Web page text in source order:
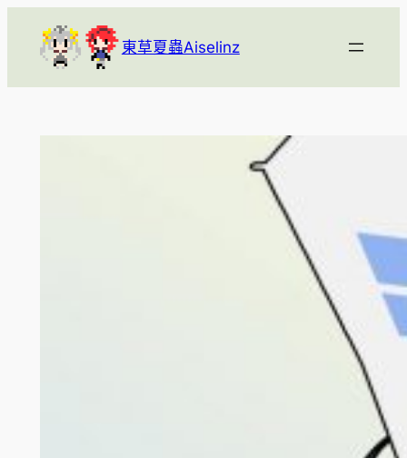
要
東草夏蟲Aiselinz